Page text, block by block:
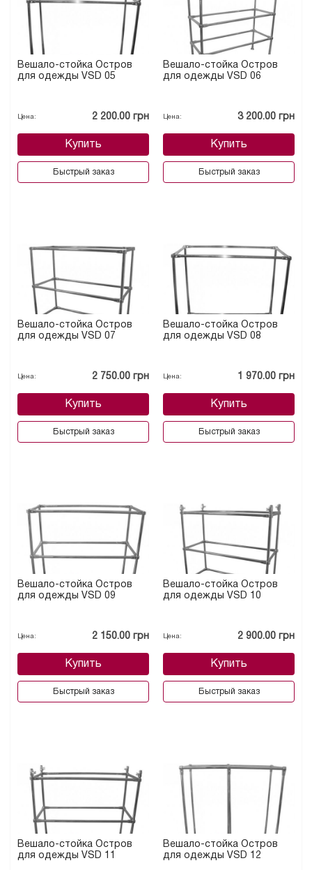
Вешало-стойка Остров
для одежды VSD 05
Цена: 2 200.00 грн
Купить
Быстрый заказ
Вешало-стойка Остров
для одежды VSD 06
Цена: 3 200.00 грн
Купить
Быстрый заказ
Вешало-стойка Остров
для одежды VSD 07
Цена: 2 750.00 грн
Купить
Быстрый заказ
Вешало-стойка Остров
для одежды VSD 08
Цена: 1 970.00 грн
Купить
Быстрый заказ
Вешало-стойка Остров
для одежды VSD 09
Цена: 2 150.00 грн
Купить
Быстрый заказ
Вешало-стойка Остров
для одежды VSD 10
Цена: 2 900.00 грн
Купить
Быстрый заказ
Вешало-стойка Остров
для одежды VSD 11
Вешало-стойка Остров
для одежды VSD 12